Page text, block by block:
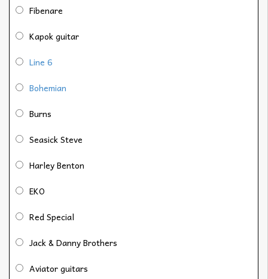
Fibenare
Kapok guitar
Line 6
Bohemian
Burns
Seasick Steve
Harley Benton
EKO
Red Special
Jack & Danny Brothers
Aviator guitars